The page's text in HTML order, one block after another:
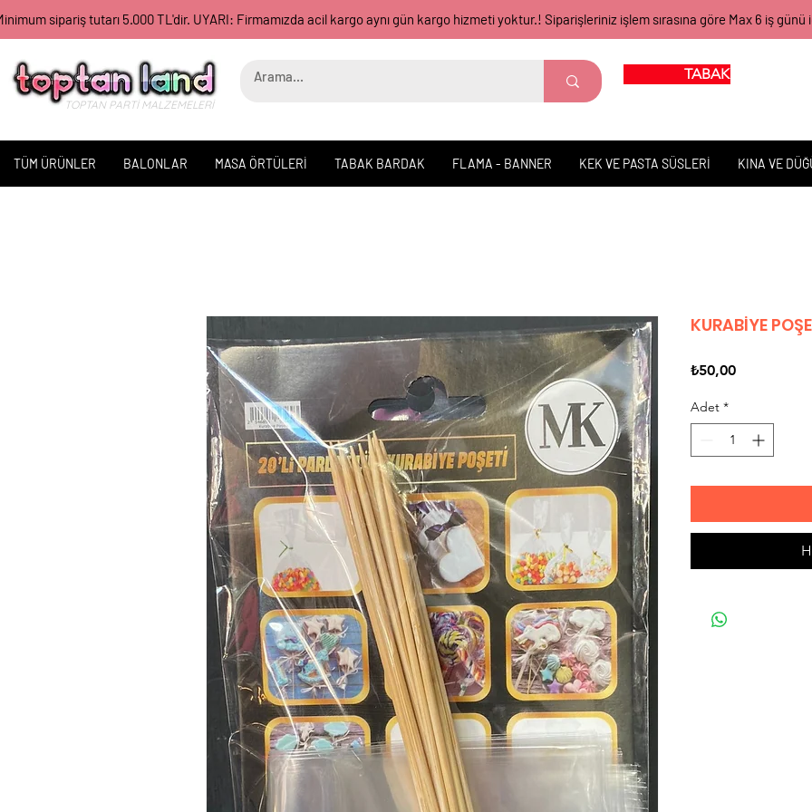
sipariş tutarı 5.000 TL'dir. UYARI: Firmamızda acil kargo aynı gün kargo hizmeti yoktur.! Siparişleriniz işlem sırasına göre Max 6 iş
TOPTAN PARTİ MALZEMELERİ
TABAK BARDAK
TÜM ÜRÜNLER BALONLAR MASA ÖRTÜLERİ TABAK BARDAK FLAMA - BANNER KEK VE PASTA SÜSLERİ KINA VE
KURABİYE
₺50,00Fiyat
Adet *